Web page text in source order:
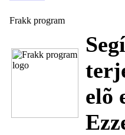
Frakk program
elõ